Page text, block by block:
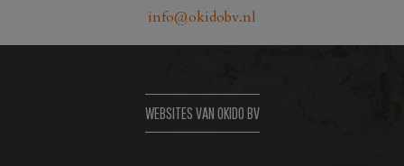
info@okidobv.nl
WEBSITES VAN OKIDO BV